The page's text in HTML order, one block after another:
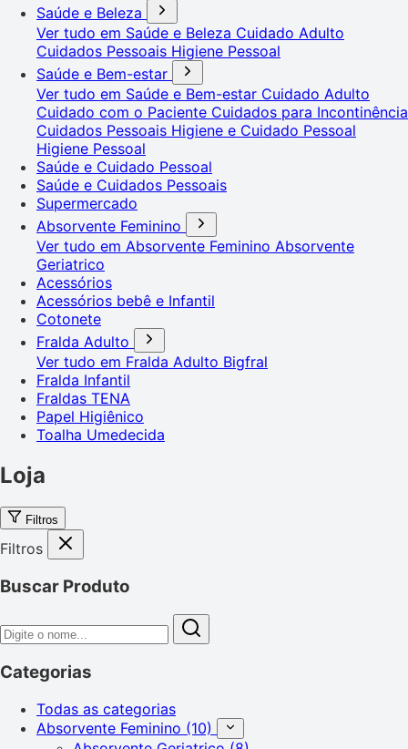
Saúde e Beleza
Ver tudo em Saúde e Beleza Cuidado Adulto
Cuidados Pessoais Higiene Pessoal
Saúde e Bem-estar
Ver tudo em Saúde e Bem-estar Cuidado Adulto
Cuidado com o Paciente Cuidados para Incontinência
Cuidados Pessoais Higiene e Cuidado Pessoal
Higiene Pessoal
Saúde e Cuidado Pessoal
Saúde e Cuidados Pessoais
Supermercado
Absorvente Feminino
Ver tudo em Absorvente Feminino Absorvente
Geriatrico
Acessórios
Acessórios bebê e Infantil
Cotonete
Fralda Adulto
Ver tudo em Fralda Adulto Bigfral
Fralda Infantil
Fraldas TENA
Papel Higiênico
Toalha Umedecida
Loja
Filtros
Filtros
Buscar Produto
Categorias
Todas as categorias
Absorvente Feminino (10)